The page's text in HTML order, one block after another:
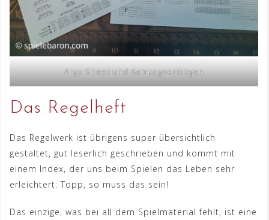
Argo Sheet und Kampagnenbogen
Das Regelheft
Das Regelwerk ist übrigens super übersichtlich
gestaltet, gut leserlich geschrieben und kommt mit
einem Index, der uns beim Spielen das Leben sehr
erleichtert: Topp, so muss das sein!
Das einzige, was bei all dem Spielmaterial fehlt, ist eine